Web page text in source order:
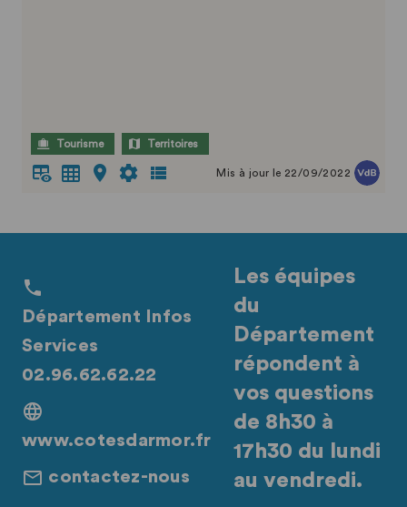
Tourisme Territoires
Mis à jour le 22/09/2022
Département Infos
Services
02.96.62.62.22
www.cotesdarmor.fr
contactez-nous
Les équipes
du
Département
répondent à
vos questions
de 8h30 à
17h30 du lundi
au vendredi.